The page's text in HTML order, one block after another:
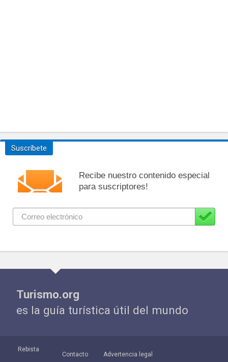
Suscríbete
Recibe nuestro contenido especial
para suscriptores!
Turismo.org
es la guía turística útil del mundo
Rebista
Contacto Advertencia legal